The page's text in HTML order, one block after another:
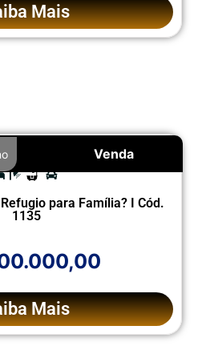
Mais
Venda
para Família? I Cód.
1135
Mais